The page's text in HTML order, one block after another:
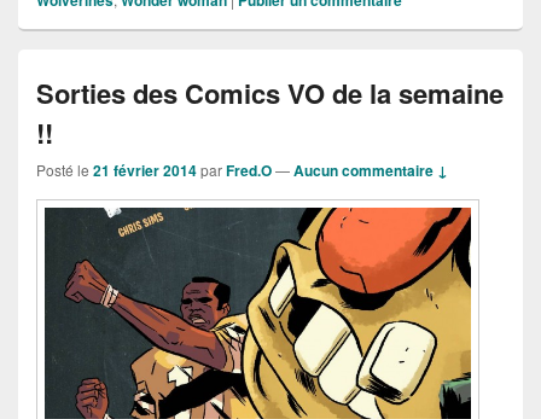
Sorties des Comics VO de la semaine
!!
Posté le 21 février 2014parFred.O—Aucun commentaire ↓